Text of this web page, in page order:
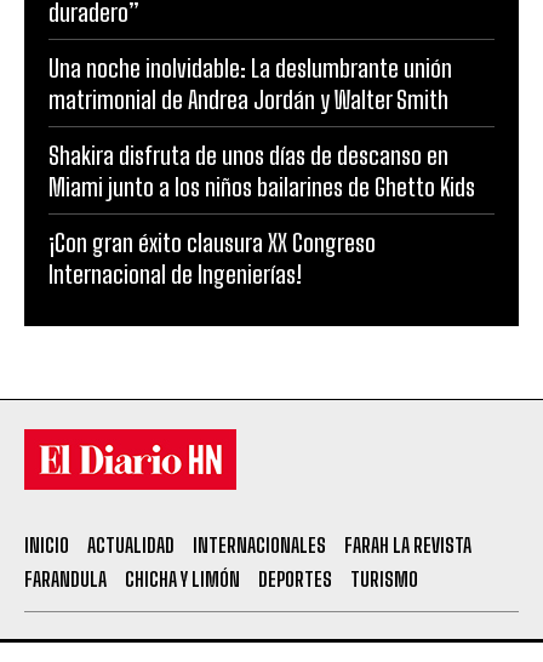
duradero”
Una noche inolvidable: La deslumbrante unión
matrimonial de Andrea Jordán y Walter Smith
Shakira disfruta de unos días de descanso en
Miami junto a los niños bailarines de Ghetto Kids
¡Con gran éxito clausura XX Congreso
Internacional de Ingenierías!
INICIO ACTUALIDAD INTERNACIONALES
FARAH LA REVISTA
FARANDULA
CHICHA Y LIMÓN DEPORTES TURISMO